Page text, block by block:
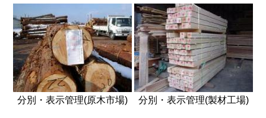
分別・表示管理(原木市場) 分別・表示管理(製材工場)